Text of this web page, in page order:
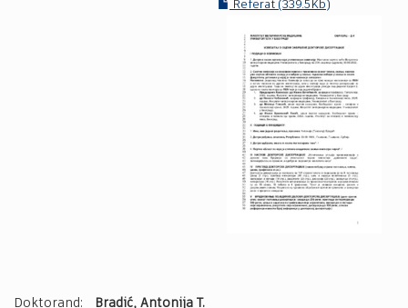
Referat (339.5Kb)
Doktorand: Bradić, Antonija T.